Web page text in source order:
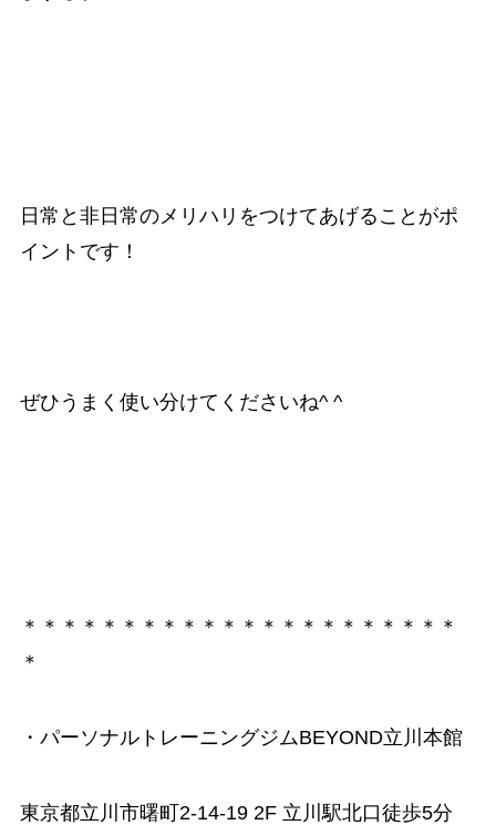
日常と非日常のメリハリをつけてあげることがポ
イントです！
ぜひうまく使い分けてくださいね^ ^
＊＊＊＊＊＊＊＊＊＊＊＊＊＊＊＊＊＊＊＊＊＊
＊
・パーソナルトレーニングジムBEYOND立川本館
東京都立川市曙町2-14-19 2F 立川駅北口徒歩5分